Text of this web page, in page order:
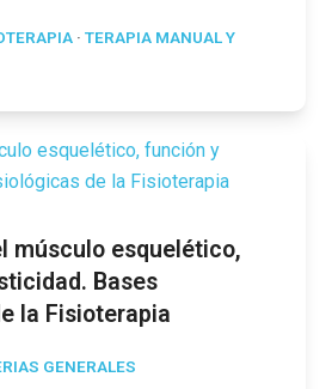
·TERAPIA MANUAL Y
músculo esquelético,
Bases
la Fisioterapia
GENERALES